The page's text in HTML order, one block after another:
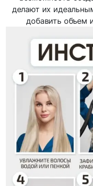
делают их
добавить объем